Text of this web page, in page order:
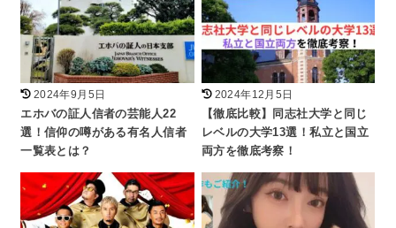
2024年9月5日
エホバの証人信者の芸能人22
選！信仰の噂がある有名人信者
一覧表とは？
2024年12月5日
【徹底比較】同志社大学と同じ
レベルの大学13選！私立と国立
両方を徹底考察！